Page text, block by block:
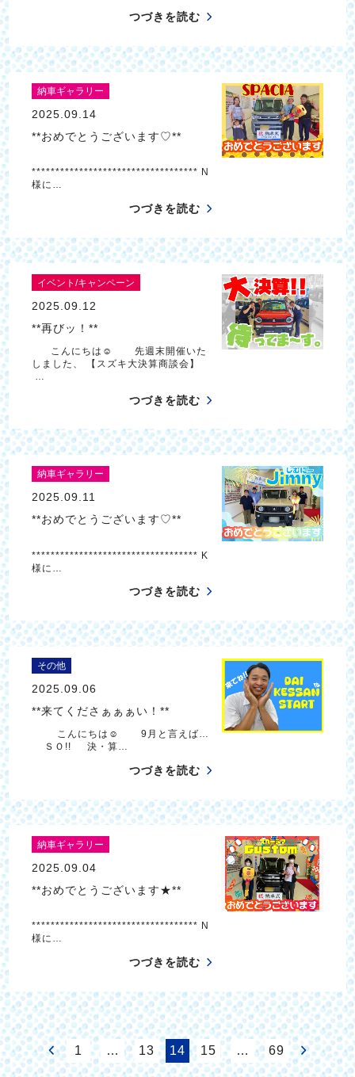
つづきを読む
納車ギャラリー
2025.09.14
**おめでとうございます♡**
*********************************** N
様に…
つづきを読む
イベント/キャンペーン
2025.09.12
**再びッ！**
こんにちは☺ 先週末開催いた
しました、 【スズキ大決算商談会】
…
つづきを読む
納車ギャラリー
2025.09.11
**おめでとうございます♡**
*********************************** K
様に…
つづきを読む
その他
2025.09.06
**来てくださぁぁぁい！**
こんにちは☺ 9月と言えば…
ＳＯ!! 決・算…
つづきを読む
納車ギャラリー
2025.09.04
**おめでとうございます★**
*********************************** N
様に…
つづきを読む
1 … 13 14 15 … 69